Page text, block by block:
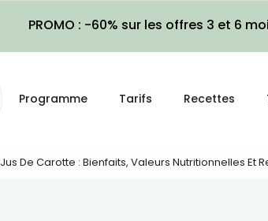
PROMO : -60% sur les offres 3 et 6
Programme Tarifs Recettes
Jus De Carotte : Bienfaits, Valeurs Nutritionnelles Et